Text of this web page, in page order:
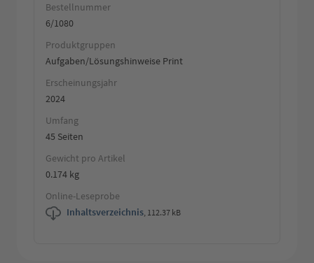
Bestellnummer
6/1080
Produktgruppen
Aufgaben/Lösungshinweise Print
Erscheinungsjahr
2024
Umfang
45 Seiten
Gewicht pro Artikel
0.174 kg
Online-Leseprobe
Inhaltsverzeichnis, 112.37 kB